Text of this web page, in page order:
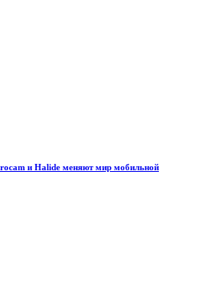
и Halide меняют мир мобильной